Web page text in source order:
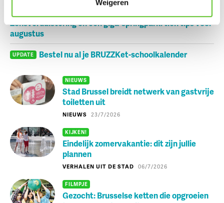
Weigeren
Zonsverduistering en een giga-springpark: tien tips voor
augustus
UPDATE Bestel nu al je BRUZZKet-schoolkalender
NIEUWS
Stad Brussel breidt netwerk van gastvrije
toiletten uit
NIEUWS 23/7/2026
KIJKEN!
Eindelijk zomervakantie: dit zijn jullie
plannen
VERHALEN UIT DE STAD 06/7/2026
FILMPJE
Gezocht: Brusselse ketten die opgroeien